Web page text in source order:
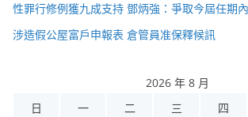
性罪行修例獲九成支持 鄧炳強：爭取今屆任期
涉造假公屋富戶申報表 倉管員准保釋候訊
2026 年 8 月
日
一 二 三 四